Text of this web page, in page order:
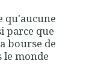
qu'aucune
parce que
bourse de
monde